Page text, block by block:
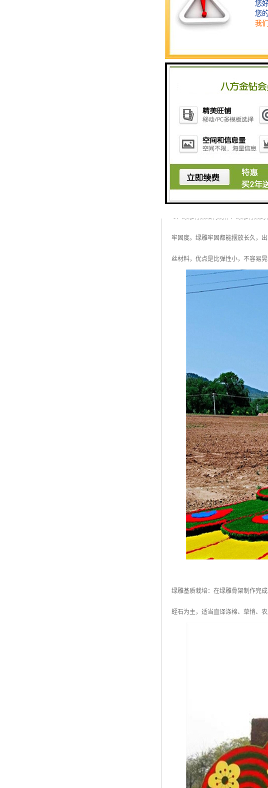
1、绿雕骨架结构制作：绿雕骨架
牢固度。绿雕牢固都能摆放长久，
丝材料，优点是比弹性小，不容易晃
绿雕基质栽培：在绿雕骨架制作完
蛭石为主，适当直译涤棉、草悄、